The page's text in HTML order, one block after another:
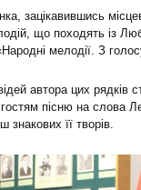
зацікавившись
що походять із
мелодії. З
автора цих рядків
пісню на слова
знакових її творів.